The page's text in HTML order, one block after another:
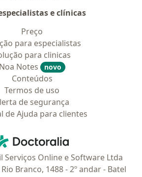
e clínicas
Preço
para especialistas
para clinicas
Noa Notes
novo
Conteúdos
Termos de uso
de segurança
de Ajuda para clientes
Doctoralia - Homepage
Serviços Online e Software Ltda
Branco, 1488 - 2º andar - Batel